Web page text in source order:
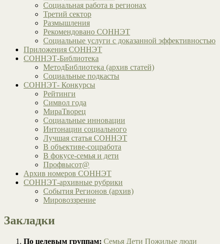
Социальная работа в регионах
Третий сектор
Размышления
Рекомендовано СОННЭТ
Социальные услуги с доказанной эффективностью
Приложения СОННЭТ
СОННЭТ-Библиотека
МетодБиблиотека (архив статей)
Социальные подкасты
СОННЭТ- Конкурсы
Рейтинги
Символ года
МираТворец
Социальные инновации
Интонации социального
Лучшая статья СОННЭТ
В объективе-соцработа
В фокусе-семья и дети
Профвысот@
Архив номеров СОННЭТ
СОННЭТ-архивные рубрики
События Регионов (архив)
Мировоззрение
Закладки
По целевым группам: Семья Дети Пожилые люди